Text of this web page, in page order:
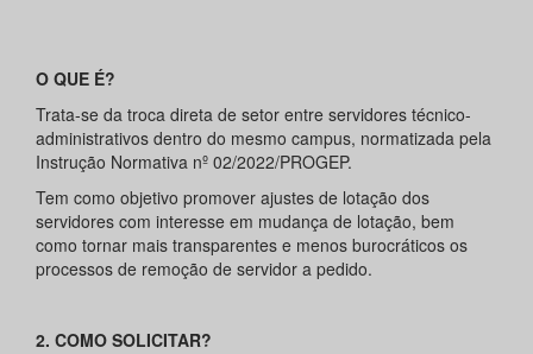
O QUE É?
Trata-se da troca direta de setor entre servidores técnico-
administrativos dentro do mesmo campus, normatizada pela
Instrução Normativa nº 02/2022/PROGEP.
Tem como objetivo promover ajustes de lotação dos
servidores com interesse em mudança de lotação, bem
como tornar mais transparentes e menos burocráticos os
processos de remoção de servidor a pedido.
2. COMO SOLICITAR?